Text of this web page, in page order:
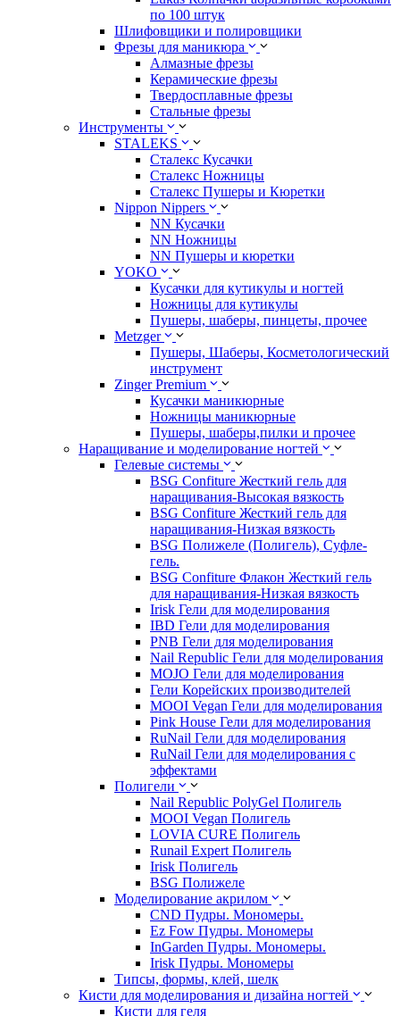
по 100 штук
Шлифовщики и полировщики
Фрезы для маникюра
Алмазные фрезы
Керамические фрезы
Твердосплавные фрезы
Стальные фрезы
Инструменты
STALEKS
Сталекс Кусачки
Сталекс Ножницы
Сталекс Пушеры и Кюретки
Nippon Nippers
NN Кусачки
NN Ножницы
NN Пушеры и кюретки
YOKO
Кусачки для кутикулы и ногтей
Ножницы для кутикулы
Пушеры, шаберы, пинцеты, прочее
Metzger
Пушеры, Шаберы, Косметологический
инструмент
Zinger Premium
Кусачки маникюрные
Ножницы маникюрные
Пушеры, шаберы,пилки и прочее
Наращивание и моделирование ногтей
Гелевые системы
BSG Confiture Жесткий гель для
наращивания-Высокая вязкость
BSG Confiture Жесткий гель для
наращивания-Низкая вязкость
BSG Полижеле (Полигель), Суфле-
гель.
BSG Confiture Флакон Жесткий гель
для наращивания-Низкая вязкость
Irisk Гели для моделирования
IBD Гели для моделирования
PNB Гели для моделирования
Nail Republic Гели для моделирования
MOJO Гели для моделирования
Гели Корейских производителей
MOOI Vegan Гели для моделирования
Pink House Гели для моделирования
RuNail Гели для моделирования
RuNail Гели для моделирования с
эффектами
Полигели
Nail Republic PolyGel Полигель
MOOI Vegan Полигель
LOVIA CURE Полигель
Runail Expert Полигель
Irisk Полигель
BSG Полижеле
Моделирование акрилом
CND Пудры. Мономеры.
Ez Fow Пудры. Мономеры
InGarden Пудры. Мономеры.
Irisk Пудры. Мономеры
Типсы, формы, клей, шелк
Кисти для моделирования и дизайна ногтей
Кисти для геля